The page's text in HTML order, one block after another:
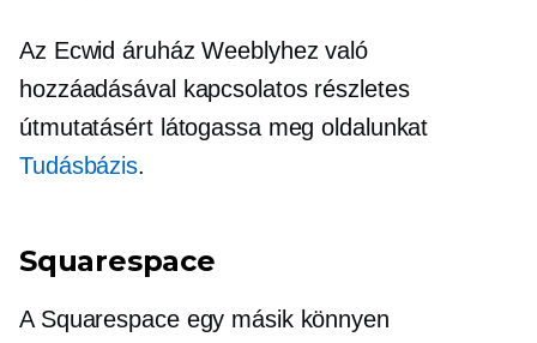
Az Ecwid áruház Weeblyhez való
hozzáadásával kapcsolatos részletes
útmutatásért látogassa meg oldalunkat
Tudásbázis.
Squarespace
A Squarespace egy másik könnyen